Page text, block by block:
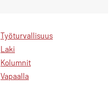
Työturvallisuus
Laki
Kolumnit
Vapaalla